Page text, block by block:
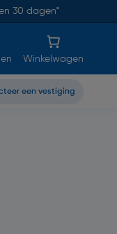
30 dagen*
Winkelwagen
een vestiging